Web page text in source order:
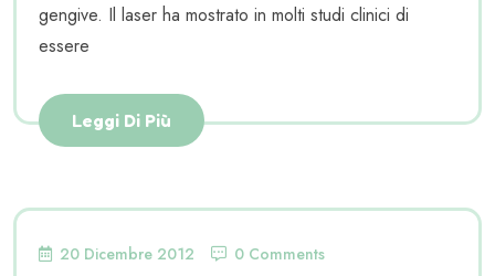
gengive. Il laser ha mostrato in molti studi clinici di
essere
Leggi Di Più
20 Dicembre 2012 0 Comments